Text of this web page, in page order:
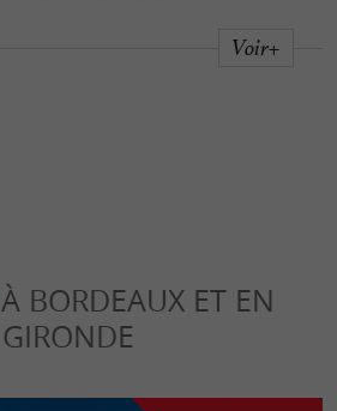
Voir+
À BORDEAUX ET EN
GIRONDE